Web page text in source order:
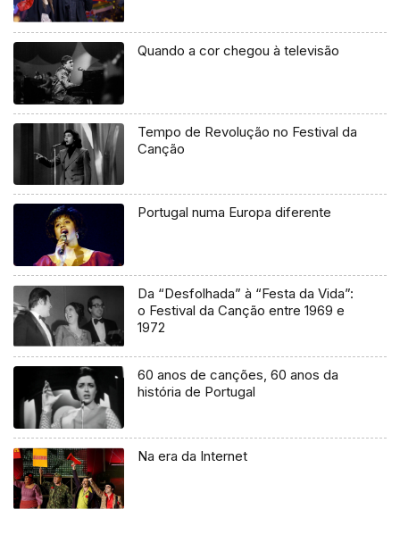
Quando a cor chegou à televisão
Tempo de Revolução no Festival da
Canção
Portugal numa Europa diferente
Da “Desfolhada” à “Festa da Vida”:
o Festival da Canção entre 1969 e
1972
60 anos de canções, 60 anos da
história de Portugal
Na era da Internet